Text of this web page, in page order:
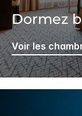
Dormez
Voir les